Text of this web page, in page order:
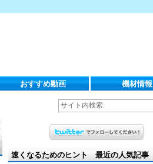
おすすめ動画 機材情報
速くなるためのヒント 最近の人気記事